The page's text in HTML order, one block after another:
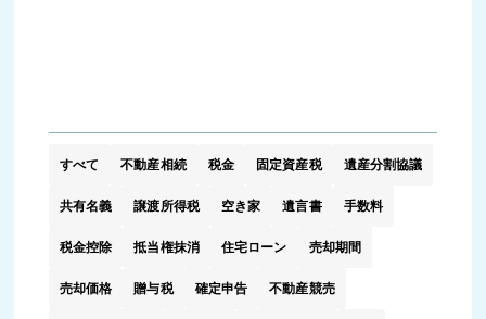
すべて 不動産相続 税金 固定資産税 遺産分割協議
共有名義 譲渡所得税 空き家 遺言書 手数料
税金控除 抵当権抹消 住宅ローン 売却期間
売却価格 贈与税 確定申告 不動産競売